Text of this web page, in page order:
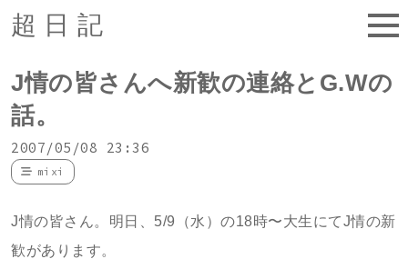
超日記
J情の皆さんへ新歓の連絡とG.Wの
話。
2007/05/08 23:36
mixi
J情の皆さん。明日、5/9（水）の18時〜大生にてJ情の新
歓があります。